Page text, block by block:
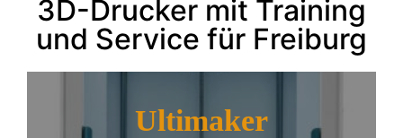
3D-Drucker mit Training
und Service für Freiburg
Ultimaker